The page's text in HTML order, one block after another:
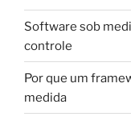
Software sob
controle
Por que um
medida